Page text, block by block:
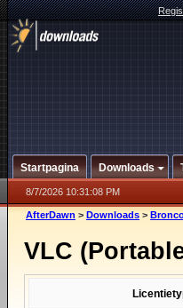
Startpagina Downloads
8/7/2026 10:31:08 PM
AfterDawn > Downloads >
VLC